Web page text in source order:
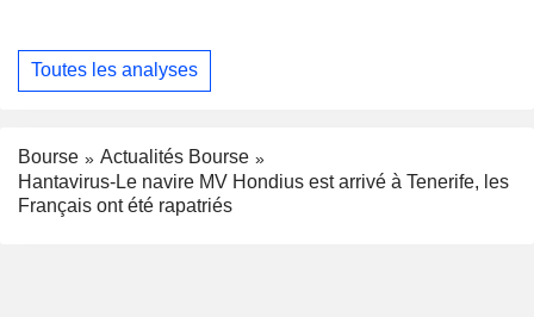
Toutes les analyses
Bourse
Actualités Bourse
Hantavirus-Le navire MV Hondius est arrivé à Tenerife, les
Français ont été rapatriés